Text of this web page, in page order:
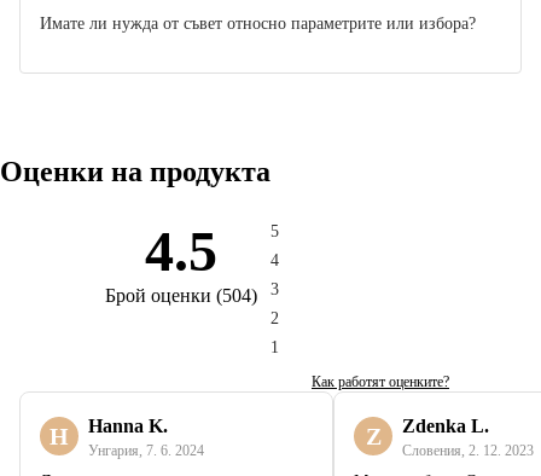
Имате ли нужда от съвет относно параметрите или избора?
Оценки на продукта
4.5
Брой оценки (504)
5
4
3
2
1
Как работят оценките?
H Hanna K.
Унгария 7. 6. 2024
Z Zdenka L.
Словения 2. 12. 2023